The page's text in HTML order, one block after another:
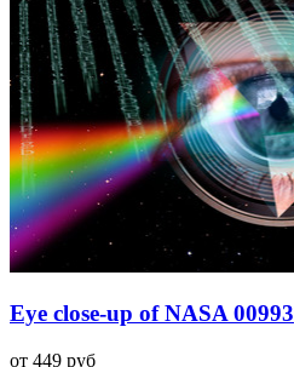
Eye close-up of NASA 00993
от 449 руб